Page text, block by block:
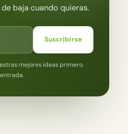
baja cuando quieras.
Suscribirse
mejores ideas primero.